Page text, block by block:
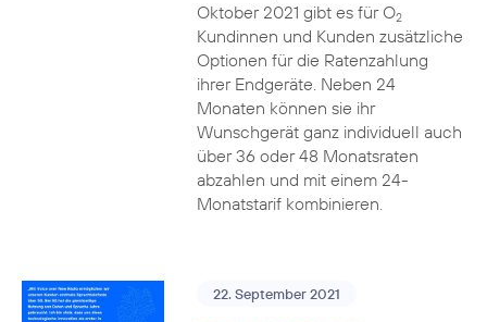
Oktober 2021 gibt es für O2
Kundinnen und Kunden zusätzliche
Optionen für die Ratenzahlung
ihrer Endgeräte. Neben 24
Monaten können sie ihr
Wunschgerät ganz individuell auch
über 36 oder 48 Monatsraten
abzahlen und mit einem 24-
Monatstarif kombinieren.
22. September 2021